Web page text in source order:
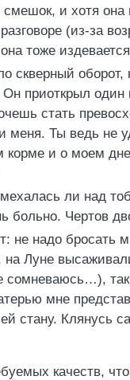
смешок, и хотя она
(из-за
тоже
скверный оборот,
приоткрыл один
стать
Ты ведь не
корме и о моем
ли над
больно. Чертов
не надо бросать
на Луне
сомневаюсь…), так
мне
стану. Клянусь
качеств,